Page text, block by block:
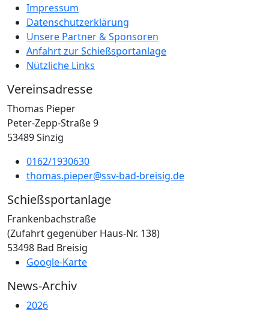
Impressum
Datenschutzerklärung
Unsere Partner & Sponsoren
Anfahrt zur Schießsportanlage
Nützliche Links
Vereinsadresse
Thomas Pieper
Peter-Zepp-Straße 9
53489 Sinzig
0162/1930630
thomas.pieper@ssv-bad-breisig.de
Schießsportanlage
Frankenbachstraße
(Zufahrt gegenüber Haus-Nr. 138)
53498 Bad Breisig
Google-Karte
News-Archiv
2026